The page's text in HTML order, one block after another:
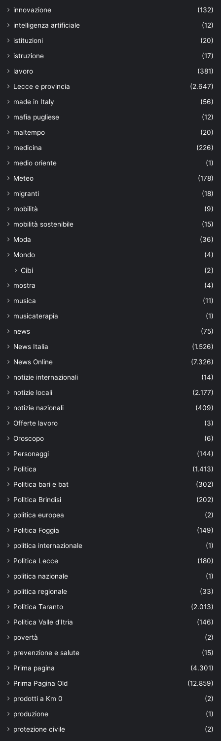
innovazione
(132)
intelligenza artificiale
(12)
istituzioni
(20)
istruzione
(17)
lavoro
(381)
Lecce e provincia
(2.647)
made in Italy
(56)
mafia pugliese
(12)
maltempo
(20)
medicina
(226)
medio oriente
(1)
Meteo
(178)
migranti
(18)
mobilità
(9)
mobilità sostenibile
(15)
Moda
(36)
Mondo
(4)
Cibi (2)
mostra
(4)
musica
(11)
musicaterapia
(1)
news
(75)
News Italia
(1.526)
News Online
(7.326)
notizie internazionali
(14)
notizie locali
(2.177)
notizie nazionali
(409)
Offerte lavoro
(3)
Oroscopo
(6)
Personaggi
(144)
Politica
(1.413)
Politica bari e bat
(302)
Politica Brindisi
(202)
politica europea
(2)
Politica Foggia
(149)
politica internazionale
(1)
Politica Lecce
(180)
politica nazionale
(1)
politica regionale
(33)
Politica Taranto
(2.013)
Politica Valle d'Itria
(146)
povertà
(2)
prevenzione e salute
(15)
Prima pagina
(4.301)
Prima Pagina Old
(12.859)
prodotti a Km 0
(2)
produzione
(1)
protezione civile
(2)